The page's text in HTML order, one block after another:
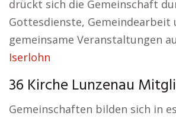
drückt sich die Gemeinschaft
Gottesdienste, Gemeindearbeit
gemeinsame Veranstaltungen
Iserlohn
36 Kirche Lunzenau
Gemeinschaften bilden sich in